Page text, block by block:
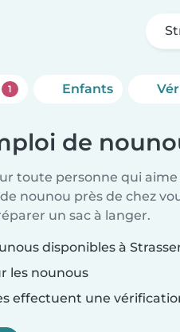
1 Enfants
de
toute personne qui
nounou près de chez
un sac à langer.
disponibles à
les nounous
effectuent une